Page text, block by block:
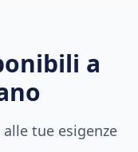
a
tue esigenze